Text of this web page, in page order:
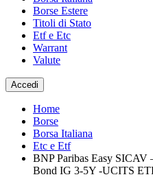
Borse Estere
Titoli di Stato
Etf e Etc
Warrant
Valute
Accedi
Home
Borse
Borsa Italiana
Etc e Etf
BNP Paribas Easy
Bond IG 3-5Y -UCITS